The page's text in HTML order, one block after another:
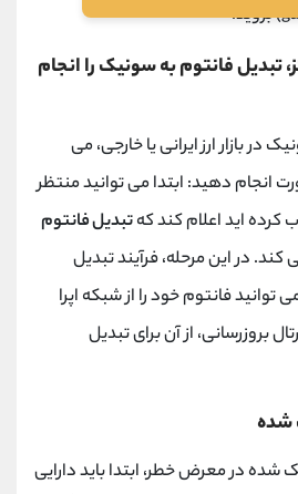
تبدیل فانتوم به سونیک را انجام
در بازار ارز ایرانی یا خارجی، می
انجام دهید: ابتدا می توانید منتظر
کرده اید اعلام کند کهتبدیل فانتوم
کند. در این مرحله، فرآیند تبدیل
فانتوم خود را از شبکه اپرا
بروزرسانی، از آن برای تبدیل
شده در معرض خطر، ابتدا باید دارایی